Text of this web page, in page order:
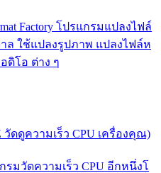
Factory โปรแกรมแปลงไฟล์
ล ใช้แปลงรูปภาพ แปลงไฟล์ห
ดิโอ ต่าง ๆ
วัดดูความเร็ว CPU เครื่องคุณ)
รมวัดความเร็ว CPU อีกหนึ่งโ